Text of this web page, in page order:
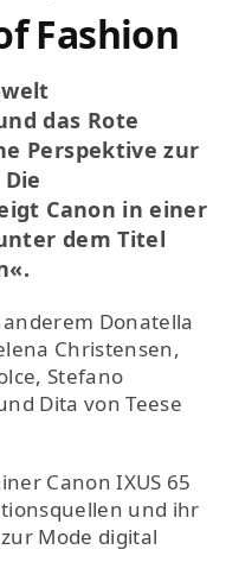
Fashion
das Rote
Perspektive zur
Canon in einer
dem Titel
Donatella
Christensen,
Stefano
Dita von Teese
Canon IXUS 65
und ihr
Mode digital